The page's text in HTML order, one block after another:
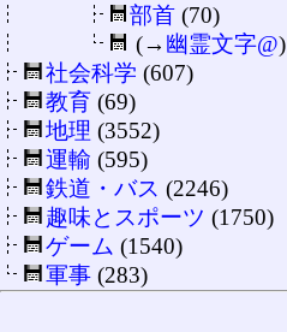
部首 (70)
(→ 幽霊文字@)
社会科学 (607)
教育 (69)
地理 (3552)
運輸 (595)
鉄道・バス (2246)
趣味とスポーツ (1750)
ゲーム (1540)
軍事 (283)